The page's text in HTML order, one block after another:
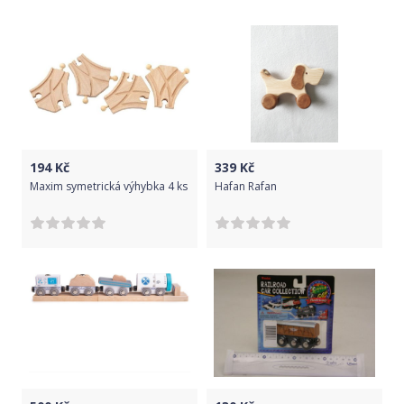
194Kč
Maxim symetrická výhybka 4 ks
339 Kč
Hafan Rafan